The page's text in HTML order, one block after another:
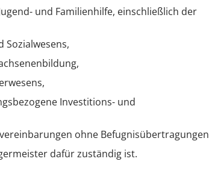
und Familienhilfe, einschließlich der
Sozialwesens,
Investitions- und
ohne Befugnisübertragungen
dafür zuständig ist.